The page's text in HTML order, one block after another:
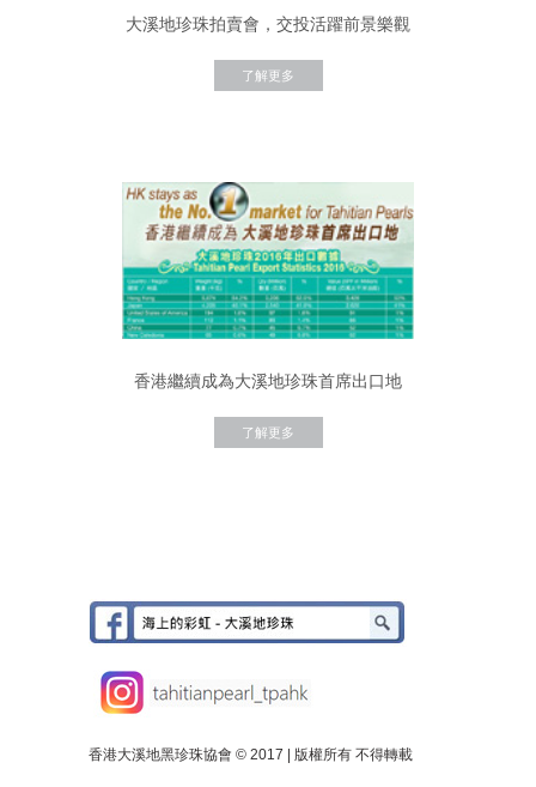
大溪地珍珠拍賣會，交投活躍前景樂觀
了解更多
香港繼續成為大溪地珍珠首席出口地
了解更多
香港大溪地黑珍珠協會 © 2017 | 版權所有 不得轉載